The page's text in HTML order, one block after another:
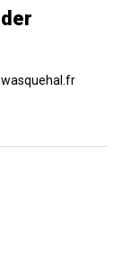
wasquehal.fr